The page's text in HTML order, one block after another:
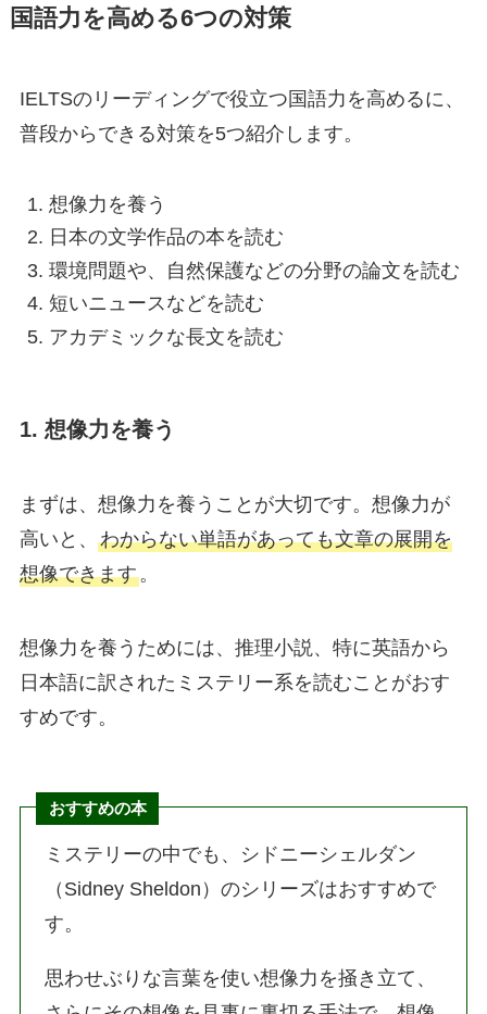
国語力を高める6つの対策
IELTSのリーディングで役立つ国語力を高めるに、
普段からできる対策を5つ紹介します。
想像力を養う
日本の文学作品の本を読む
環境問題や、自然保護などの分野の論文を読む
短いニュースなどを読む
アカデミックな長文を読む
1. 想像力を養う
まずは、想像力を養うことが大切です。想像力が
高いと、 わからない単語があっても文章の展開を
想像できます。
想像力を養うためには、推理小説、特に英語から
日本語に訳されたミステリー系を読むことがおす
すめです。
おすすめの本
ミステリーの中でも、シドニーシェルダン
（Sidney Sheldon）のシリーズはおすすめで
す。
思わせぶりな言葉を使い想像力を掻き立て、